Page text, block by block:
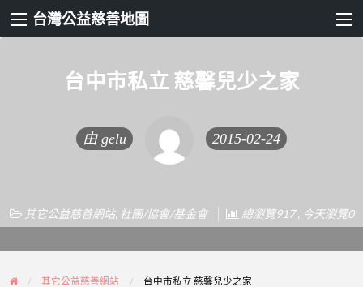
台灣公益慈善地圖
台中市私立 慈馨兒少之家
由 gelu 2015-02-24
其它公益慈善網站, 社團/協會/基金會 總瀏覽917 , 今天瀏覽0
其它公益慈善網站 台中市私立 慈馨兒少之家